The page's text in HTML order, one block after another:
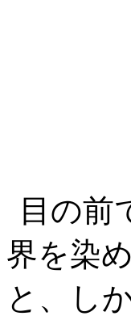
目の前
界を染
と、し